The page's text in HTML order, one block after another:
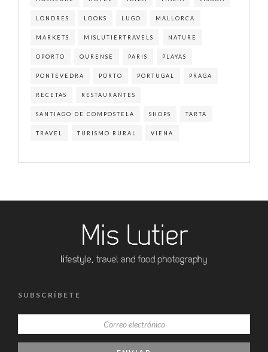
LONDRES LOOKS LUGO MALLORCA
MARKETS MISLUTIERTRAVELS NATURE
OPORTO OURENSE PARIS PLAYAS
PONTEVEDRA PORTO PORTUGAL PRAGA
RECETAS RESTAURANTES
SANTIAGO DE COMPOSTELA SHOPS TARTA
TRAVEL TURISMO RURAL VIENA
SUBSCRÍBETE